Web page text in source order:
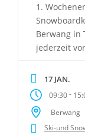
1.
Berwang in
jederzeit
kurzfristig
Jahr bieten
Bitte die
Kurszeiten:
und 13:00
17 JAN.
09:30-
Berwang
Ski-und